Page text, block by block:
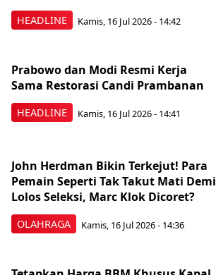
HEADLINE Kamis, 16 Jul 2026 - 14:42
HEADLINE
Prabowo dan Modi Resmi Kerja
Sama Restorasi Candi Prambanan
Kamis, 16 Jul 2026 - 14:41
OLAHRAGA
John Herdman Bikin Terkejut! Para
Pemain Seperti Tak Takut Mati Demi
Lolos Seleksi, Marc Klok Dicoret?
Kamis, 16 Jul 2026 - 14:36